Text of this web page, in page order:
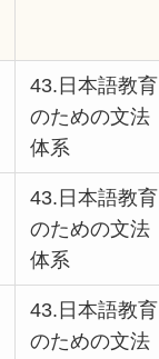
43.日本語教育
のための文法
体系
43.日本語教育
のための文法
体系
43.日本語教育
のための文法